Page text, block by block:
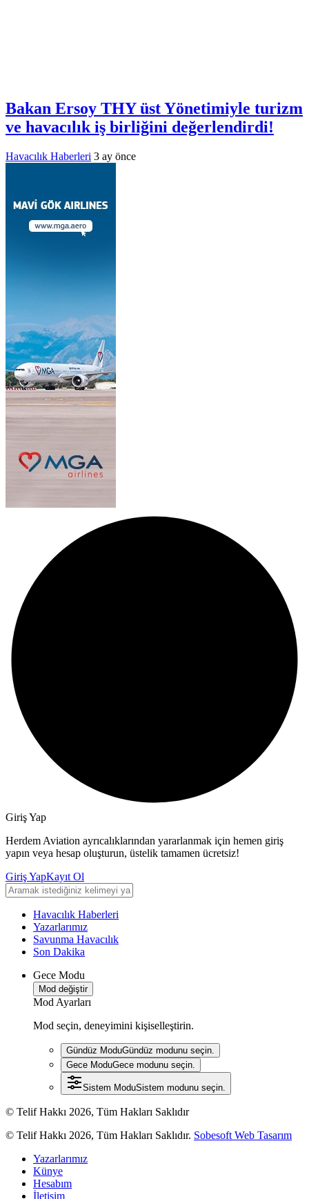
Bakan Ersoy THY üst Yönetimiyle turizm
ve havacılık iş birliğini değerlendirdi!
Havacılık Haberleri 3 ay önce
Giriş Yap
Herdem Aviation ayrıcalıklarından yararlanmak için hemen giriş
yapın veya hesap oluşturun, üstelik tamamen ücretsiz!
Giriş YapKayıt Ol
Havacılık Haberleri
Yazarlarımız
Savunma Havacılık
Son Dakika
Gece Modu
Mod değiştir
Mod Ayarları
Mod seçin, deneyimini kişiselleştirin.
Gündüz ModuGündüz modunu seçin.
Gece ModuGece modunu seçin.
Sistem ModuSistem modunu seçin.
© Telif Hakkı 2026, Tüm Hakları Saklıdır
© Telif Hakkı 2026, Tüm Hakları Saklıdır. Sobesoft Web Tasarım
Yazarlarımız
Künye
Hesabım
İletişim